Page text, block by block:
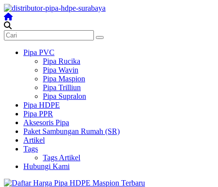
Skip
to
content
Distributor
Pipa
Surabaya
Melengkapi
kebutuhanmu
Pipa PVC
Pipa Rucika
Pipa Wavin
Pipa Maspion
Pipa Trilliun
Pipa Supralon
Pipa HDPE
Pipa PPR
Aksesoris Pipa
Paket Sambungan Rumah (SR)
Artikel
Tags
Tags Artikel
Hubungi Kami